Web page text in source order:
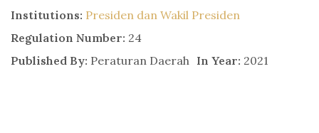
Institutions: Presiden dan Wakil Presiden
Regulation Number: 24
Published By: Peraturan Daerah In Year: 2021